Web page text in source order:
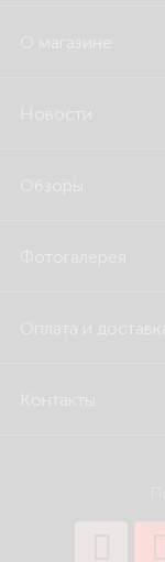
О магазине
Новости
Обзоры
Фотогалерея
Оплата и доставка
Контакты